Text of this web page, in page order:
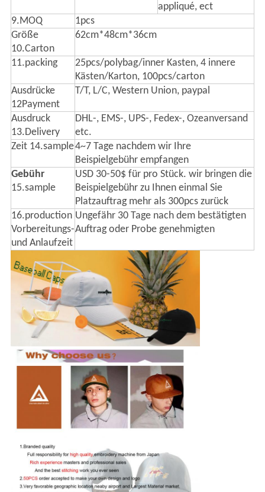
appliqué, ect
9.MOQ
1pcs
Größe
10.Carton
62cm*48cm*36cm
11.packing
25pcs/polybag/inner Kasten, 4 innere
Kästen/Karton, 100pcs/carton
Ausdrücke
12Payment
T/T, L/C, Western Union, paypal
Ausdruck
13.Delivery
DHL-, EMS-, UPS-, Fedex-, Ozeanversand
etc.
Zeit 14.sample4~7 Tage nachdem wir Ihre
Beispielgebühr empfangen
Gebühr
15.sample
USD 30-50$ für pro Stück. wir bringen die
Beispielgebühr zu Ihnen einmal Sie
Platzauftrag mehr als 300pcs zurück
16.production
Vorbereitungs-
und Anlaufzeit
Ungefähr 30 Tage nach dem bestätigten
Auftrag oder Probe genehmigten